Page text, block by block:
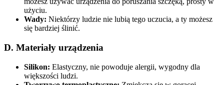
użyciu.
Wady: Niektórzy ludzie nie lubią tego uczucia, a ty możesz
się bardziej ślinić.
D. Materiały urządzenia
Silikon: Elastyczny, nie powoduje alergii, wygodny dla
większości ludzi.